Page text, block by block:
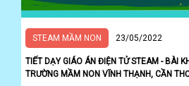
STEAM MẦM NON 23/05/2022
TIẾT DẠY GIÁO ÁN ĐIỆN TỬ STEAM - BÀI
TRƯỜNG MẦM NON VĨNH THẠNH, CẦN